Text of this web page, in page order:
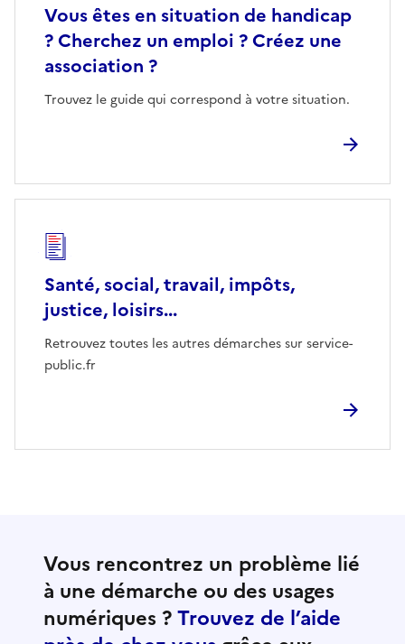
Vous êtes en situation de handicap
? Cherchez un emploi ? Créez une
association ?
Trouvez le guide qui correspond à votre situation.
Santé, social, travail, impôts,
justice, loisirs...
Retrouvez toutes les autres démarches sur service-
public.fr
Vous rencontrez un problème lié
à une démarche ou des usages
numériques ?Trouvez de l’aide